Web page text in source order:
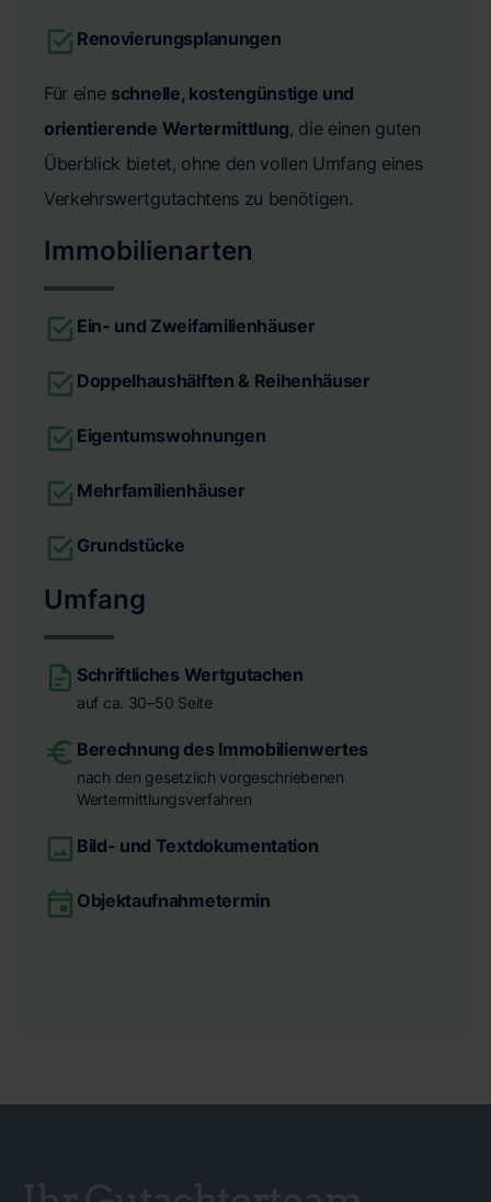
Renovierungsplanungen
Für eine schnelle, kostengünstige und
orientierende Wertermittlung, die einen guten
Überblick bietet, ohne den vollen Umfang eines
Verkehrswertgutachtens zu benötigen.
Immobilienarten
Ein- und Zweifamilienhäuser
Doppelhaushälften & Reihenhäuser
Eigentumswohnungen
Mehrfamilienhäuser
Grundstücke
Umfang
Schriftliches Wertgutachen
auf ca. 30–50 Seite
Berechnung des Immobilienwertes
nach den gesetzlich vorgeschriebenen
Wertermittlungsverfahren
Bild- und Textdokumentation
Objektaufnahmetermin